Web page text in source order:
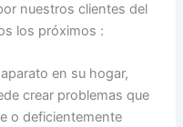
nuestros clientes del
los próximos :
en su hogar,
crear problemas que
o deficientemente